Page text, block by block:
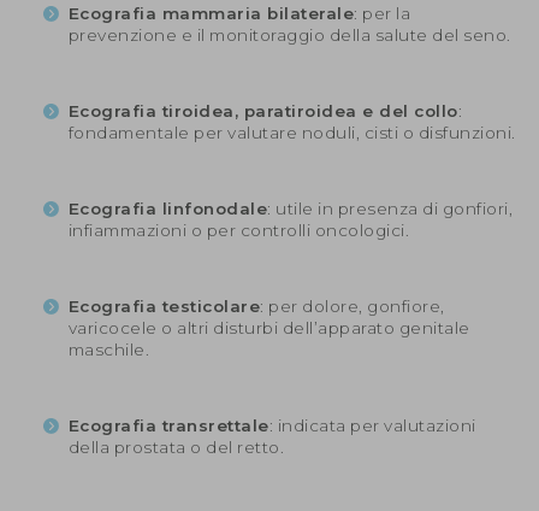
Ecografia mammaria bilaterale: per la
prevenzione e il monitoraggio della salute del seno.
Ecografia tiroidea, paratiroidea e del collo:
fondamentale per valutare noduli, cisti o disfunzioni.
Ecografia linfonodale: utile in presenza di gonfiori,
infiammazioni o per controlli oncologici.
Ecografia testicolare: per dolore, gonfiore,
varicocele o altri disturbi dell’apparato genitale
maschile.
Ecografia transrettale: indicata per valutazioni
della prostata o del retto.